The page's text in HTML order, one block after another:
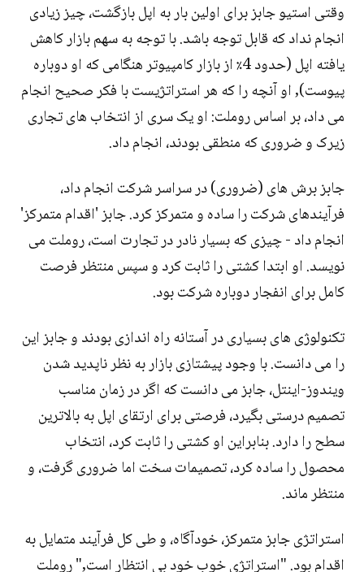
وقتی استیو جابز برای اولین بار به اپل بازگشت، چیز زیادی
انجام نداد که قابل توجه باشد. با توجه به سهم بازار کاهش
یافته اپل (حدود 4٪ از بازار کامپیوتر هنگامی که او دوباره
پیوست), او آنچه را که هر استراتژیست با فکر صحیح انجام
می داد، بر اساس روملت: او یک سری از انتخاب های تجاری
زیرک و ضروری که منطقی بودند، انجام داد.
جابز برش های (ضروری) در سراسر شرکت انجام داد،
فرآیندهای شرکت را ساده و متمرکز کرد. جابز 'اقدام متمرکز'
انجام داد - چیزی که بسیار نادر در تجارت است، روملت می
نویسد. او ابتدا کشتی را ثابت کرد و سپس منتظر فرصت
کامل برای انفجار دوباره شرکت بود.
تکنولوژی های بسیاری در آستانه راه اندازی بودند و جابز این
را می دانست. با وجود پیشتازی بازار به نظر ناپدید شدن
ویندوز-اینتل، جابز می دانست که اگر در زمان مناسب
تصمیم درستی بگیرد، فرصتی برای ارتقای اپل به بالاترین
سطح را دارد. بنابراین او کشتی را ثابت کرد، انتخاب
محصول را ساده کرد، تصمیمات سخت اما ضروری گرفت، و
منتظر ماند.
استراتژی جابز متمرکز، خودآگاه، و طی کل فرآیند متمایل به
اقدام بود. "استراتژی خوب خود بی انتظار است," روملت